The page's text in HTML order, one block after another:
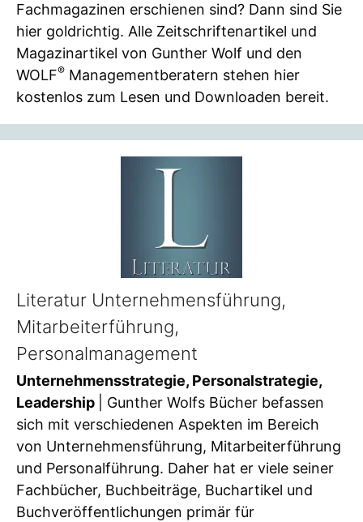
Fachmagazinen erschienen sind? Dann sind Sie
hier goldrichtig. Alle Zeitschriftenartikel und
Magazinartikel von Gunther Wolf und den
WOLF® Managementberatern stehen hier
kostenlos zum Lesen und Downloaden bereit.
Literatur Unternehmensführung,
Mitarbeiterführung,
Personalmanagement
Unternehmensstrategie, Personalstrategie,
Leadership
| Gunther Wolfs Bücher befassen
sich mit verschiedenen Aspekten im Bereich
von Unternehmensführung, Mitarbeiterführung
und Personalführung. Daher hat er viele seiner
Fachbücher, Buchbeiträge, Buchartikel und
Buchveröffentlichungen primär für